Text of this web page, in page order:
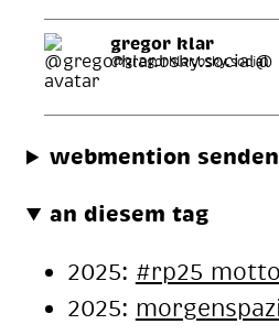
gregor klar
@gregorklar.bsky.social
webmention senden
an diesem tag
2025: #rp25
2025: